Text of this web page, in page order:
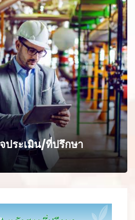
ประเมิน/ที่ปรึกษา